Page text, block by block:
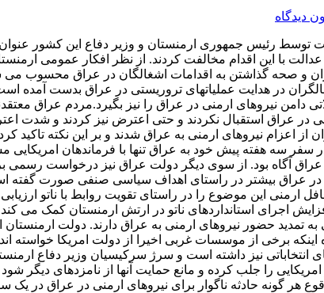
دیدگاه
را برای ۱۲ ماه دیگر تصویب کرد . این درخواست توسط رئیس جمهوری ارمنستان و وزیر
با این اقدام مخالفت کردند. از نظر افکار عمومی
و صحه گذاشتن به اقدامات اشغالگان در عراق محسوب می
در هدایت عملیاتهای تروریستی در عراق بدست آمده
دامن نیروهای ارمنی در عراق را نیز بگیرد.مردم عراق
در عراق استقبال نکردند و حتی اعترض نیز کردند و شدت
اعزام نیروهای ارمنی به عراق شدند و بر این نکته تاکید
سه هفته پیش خود به عراق تنها با فرماندهان امریکایی
آگاه بود. از سوی دیگر دولت عراق نیز درخواست رسمی
در عراق بیشتر در راستای اهداف سیاسی صنفی صورت گفته
این موضوع را در راستای تقویت روابط با ناتو
اجرای استانداردهای ناتو در ارتش ارمنستان کمک
حضور نیروهای ارمنی به عراق دارند. دولت ارمنستان
برخی از موسسات غربی اخیرا از دولت امریکا خواسته
نیز داشته است و سرژ سرکیسیان وزیر دفاع
را جلب کرده و مانع حمایت آنها از نامزدهای دیگر
هر گونه حادثه ناگوار برای نیروهای ارمنی در عراق در یک